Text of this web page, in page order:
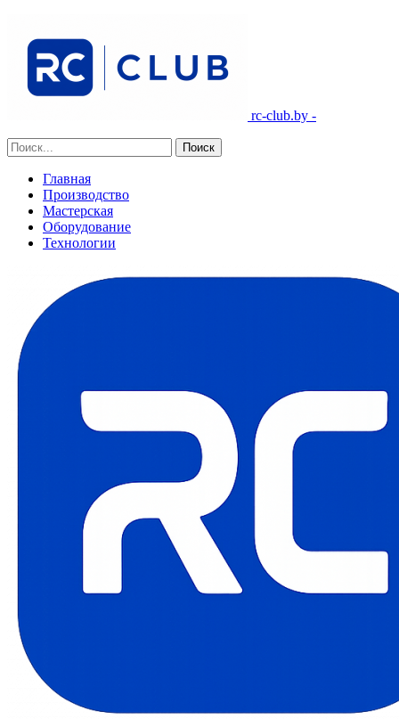
rc-club.by -
Главная
Производство
Мастерская
Оборудование
Технологии